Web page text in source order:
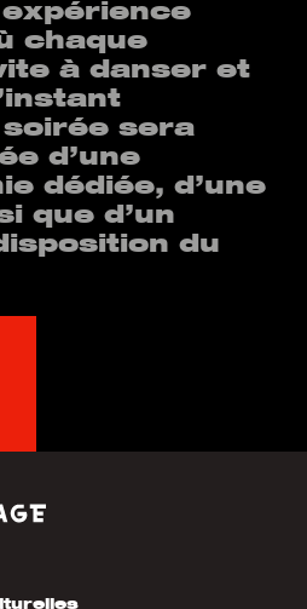
chaque
à danser et
sera
d’une
dédiée, d’une
que d’un
du